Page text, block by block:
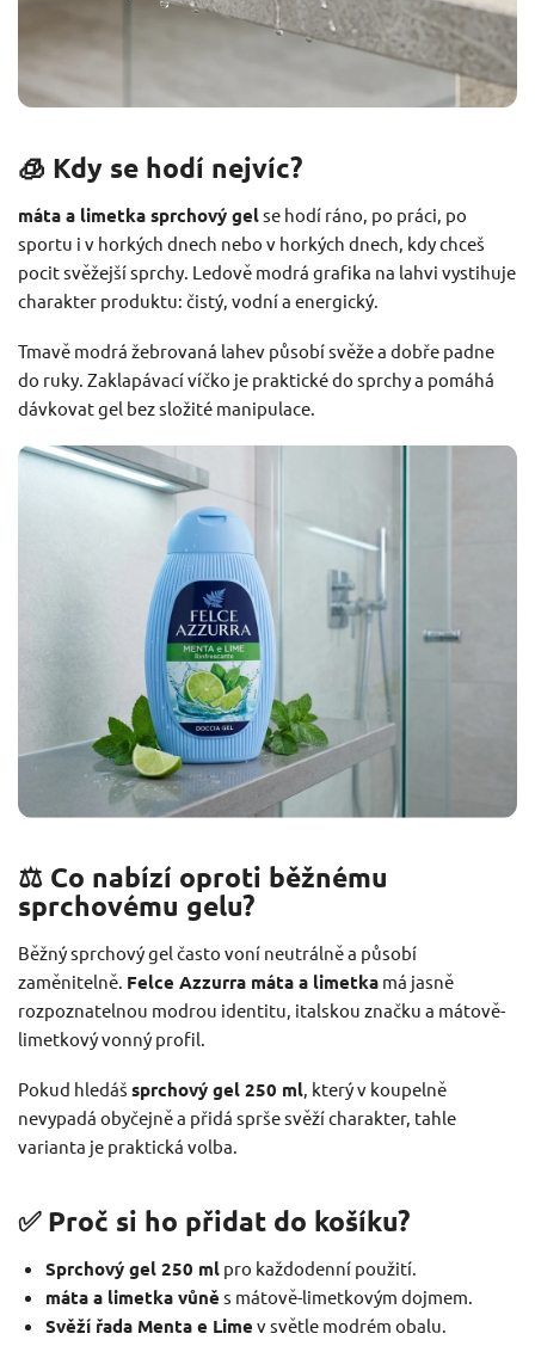
🧊 Kdy se hodí nejvíc?
máta a limetka sprchový gelse hodí ráno, po práci, po
sportu i v horkých dnech nebo v horkých dnech, kdy chceš
pocit svěžejší sprchy. Ledově modrá grafika na lahvi vystihuje
charakter produktu: čistý, vodní a energický.
Tmavě modrá žebrovaná lahev působí svěže a dobře padne
do ruky. Zaklapávací víčko je praktické do sprchy a pomáhá
dávkovat gel bez složité manipulace.
⚖️ Co nabízí oproti běžnému
sprchovému gelu?
Běžný sprchový gel často voní neutrálně a působí
zaměnitelně. Felce Azzurra máta a limetka má jasně
rozpoznatelnou modrou identitu, italskou značku a mátově-
limetkový vonný profil.
Pokud hledáš sprchový gel 250 ml, který v koupelně
nevypadá obyčejně a přidá sprše svěží charakter, tahle
varianta je praktická volba.
✅ Proč si ho přidat do košíku?
Sprchový gel 250 ml pro každodenní použití.
máta a limetka vůně s mátově-limetkovým dojmem.
Svěží řada Menta e Lime v světle modrém obalu.